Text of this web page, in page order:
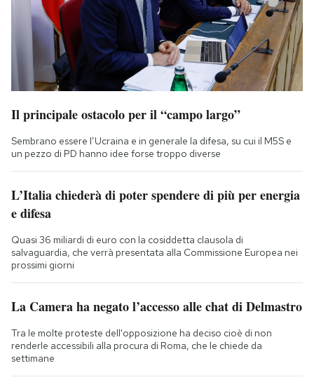
Il principale ostacolo per il “campo largo”
Sembrano essere l’Ucraina e in generale la difesa, su cui il M5S e
un pezzo di PD hanno idee forse troppo diverse
L’Italia chiederà di poter spendere di più per energia
e difesa
Quasi 36 miliardi di euro con la cosiddetta clausola di
salvaguardia, che verrà presentata alla Commissione Europea nei
prossimi giorni
La Camera ha negato l’accesso alle chat di Delmastro
Tra le molte proteste dell'opposizione ha deciso cioè di non
renderle accessibili alla procura di Roma, che le chiede da
settimane